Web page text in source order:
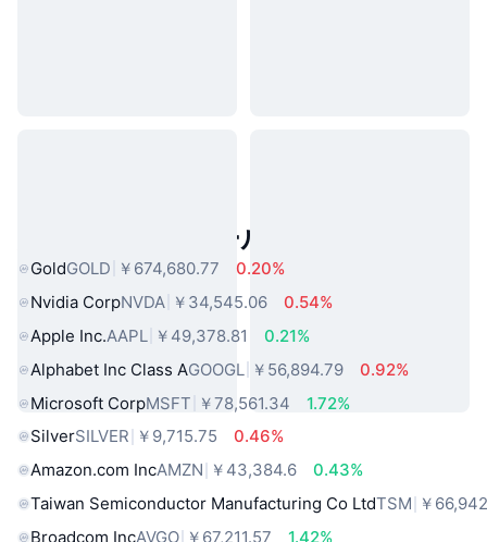
人気のリアルワールドアセット
GoldGOLD ￥674,680.77
0.20%
Nvidia CorpNVDA ￥34,545.06
0.54%
Apple Inc.AAPL ￥49,378.81
0.21%
Alphabet Inc Class AGOOGL ￥56,894.79
0.92%
Microsoft CorpMSFT ￥78,561.34
1.72%
SilverSILVER ￥9,715.75
0.46%
Amazon.com IncAMZN ￥43,384.6
0.43%
Taiwan Semiconductor Manufacturing Co LtdTSM ￥
Broadcom IncAVGO ￥67,211.57
1.42%